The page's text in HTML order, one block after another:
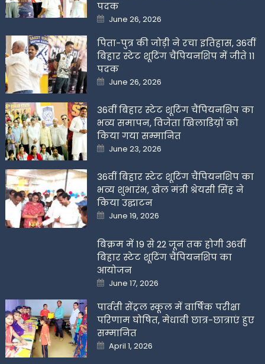
पदक
Posted
on
June 26, 2026
पिता-पुत्र की जोड़ी ने रचा इतिहास, 36वीं
बिहार स्टेट शूटिंग चैंपियनशिप में जीते 11
पदक
Posted
on
June 26, 2026
36वीं बिहार स्टेट शूटिंग चैंपियनशिप का
भव्य समापन, विजेता खिलाडिय़ों को
किया गया सम्मानित
Posted
on
June 23, 2026
36वीं बिहार स्टेट शूटिंग चैंपियनशिप का
भव्य शुभारंभ, खेल मंत्री श्रेयसी सिंह ने
किया उद्घाटन
Posted
on
June 19, 2026
बिक्रम में 19 से 22 जून तक होगी 36वीं
बिहार स्टेट शूटिंग चैंपियनशिप का
आयोजन
Posted
on
June 17, 2026
पार्वती सेंट्रल स्कूल में वार्षिक परीक्षा
परिणाम घोषित, मेधावी छात्र-छात्राएं हुए
सम्मानित
Posted
on
April 1, 2026